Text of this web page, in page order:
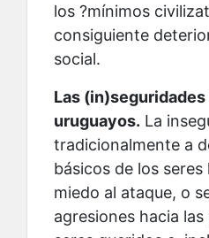
los ?mínimos
consiguiente
social.
Las (in)seguridades
uruguayos. La
tradicionalmente a
básicos de los seres
miedo al ataque, o
agresiones hacia